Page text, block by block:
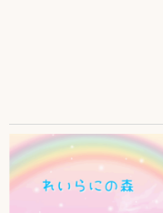
サブコンテンツ